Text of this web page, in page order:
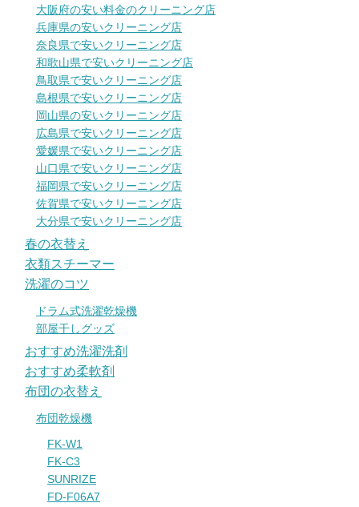
大阪府の安い料金のクリーニング店
兵庫県の安いクリーニング店
奈良県で安いクリーニング店
和歌山県で安いクリーニング店
鳥取県で安いクリーニング店
島根県で安いクリーニング店
岡山県の安いクリーニング店
広島県で安いクリーニング店
愛媛県で安いクリーニング店
山口県で安いクリーニング店
福岡県で安いクリーニング店
佐賀県で安いクリーニング店
大分県で安いクリーニング店
春の衣替え
衣類スチーマー
洗濯のコツ
ドラム式洗濯乾燥機
部屋干しグッズ
おすすめ洗濯洗剤
おすすめ柔軟剤
布団の衣替え
布団乾燥機
FK-W1
FK-C3
SUNRIZE
FD-F06A7